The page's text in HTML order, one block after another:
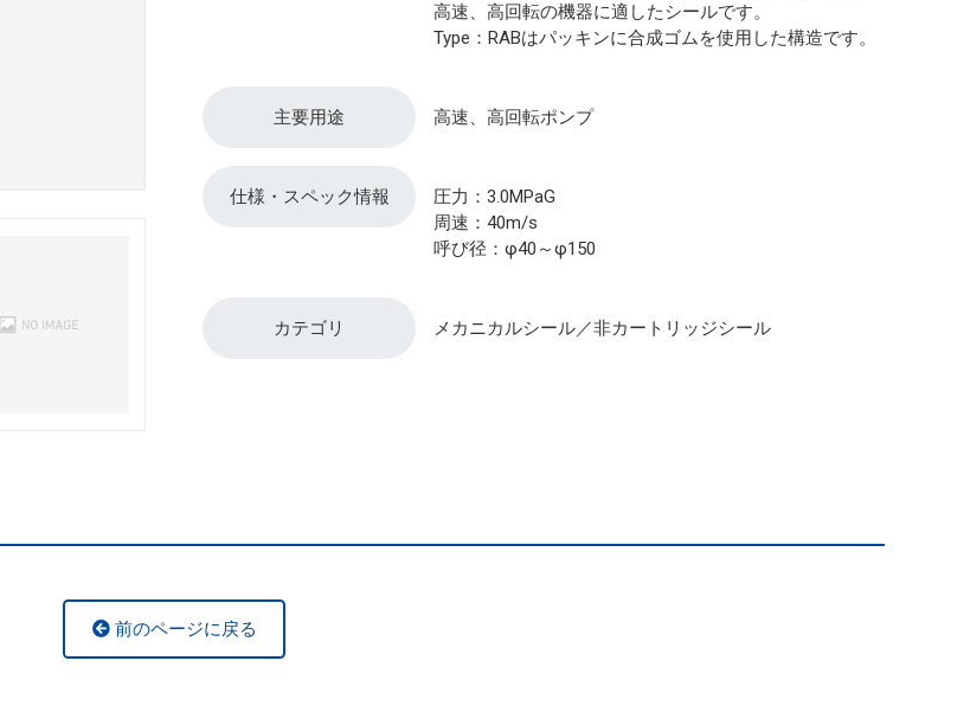
高速、高回転の機器に適したシールです。
Type：RABはパッキンに合成ゴムを使用した構造です。
主要用途 高速、高回転ポンプ
仕様・スペック情報
圧力：3.0MPaG
周速：40m/s
呼び径：φ40～φ150
カテゴリ メカニカルシール／非カートリッジシール
前のページに戻る